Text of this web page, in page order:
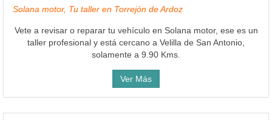
Solana motor, Tu taller en Torrejón de Ardoz
Vete a revisar o reparar tu vehículo en Solana motor, ese es un
taller profesional y está cercano a Velilla de San Antonio,
solamente a 9.90 Kms.
Ver Más